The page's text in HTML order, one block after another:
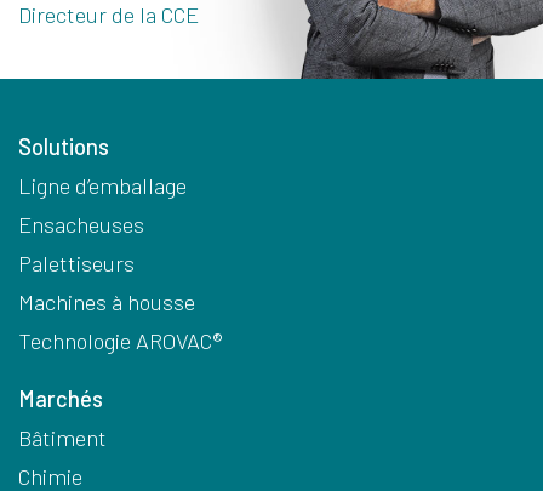
Directeur de la CCE
Solutions
Ligne d’emballage
Ensacheuses
Palettiseurs
Machines à housse
Technologie AROVAC®
Marchés
Bâtiment
Chimie